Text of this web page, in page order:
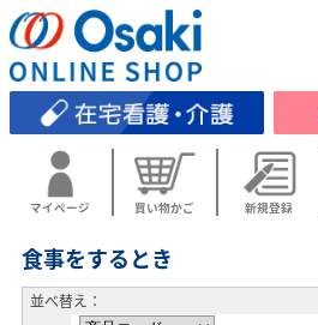
マイページ 買い物かご 新規登録
食事をするとき
並べ替え：